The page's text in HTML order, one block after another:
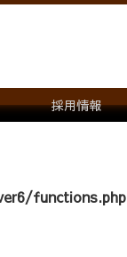
採用情報
functions.php